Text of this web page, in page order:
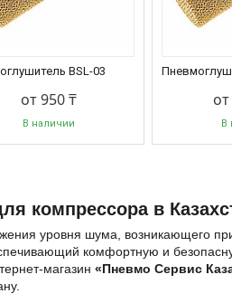
BSL-03
от 950 ₸
В наличии В
компрессора в
уровня шума, возникающего
комфортную и
магазин «Пневмо Сервис